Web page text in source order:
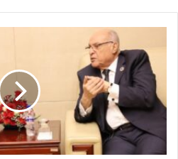
وزيمبابوي
تحالف
التحرير
يتجدد
أجندة
2063